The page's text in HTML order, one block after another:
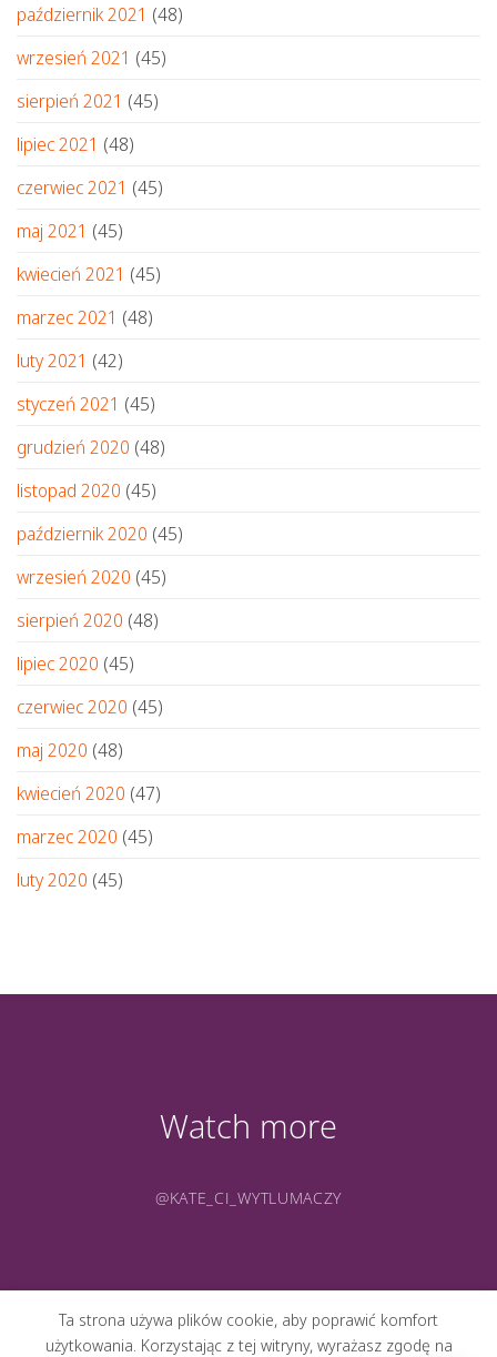
październik 2021 (48)
wrzesień 2021 (45)
sierpień 2021 (45)
lipiec 2021 (48)
czerwiec 2021 (45)
maj 2021 (45)
kwiecień 2021 (45)
marzec 2021 (48)
luty 2021 (42)
styczeń 2021 (45)
grudzień 2020 (48)
listopad 2020 (45)
październik 2020 (45)
wrzesień 2020 (45)
sierpień 2020 (48)
lipiec 2020 (45)
czerwiec 2020 (45)
maj 2020 (48)
kwiecień 2020 (47)
marzec 2020 (45)
luty 2020 (45)
Watch more
@KATE_CI_WYTLUMACZY
Ta strona używa plików cookie, aby poprawić komfort
użytkowania. Korzystając z tej witryny, wyrażasz zgodę na